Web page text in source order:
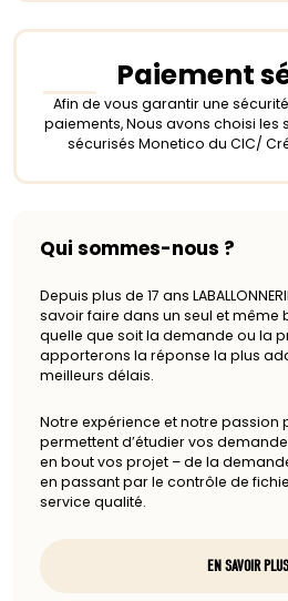
Paiement
Afin de vous garantir une
paiements, Nous avons choisi les
sécurisés Monetico du CIC/
Qui sommes-nous ?
Depuis plus de 17 ans
savoir faire dans un seul et même
quelle que soit la demande ou la
apporterons la réponse la plus
meilleurs délais.
Notre expérience et notre passion
permettent d’étudier vos
en bout vos projet – de la
en passant par le contrôle de
service qualité.
EN SAVOIR PLUS